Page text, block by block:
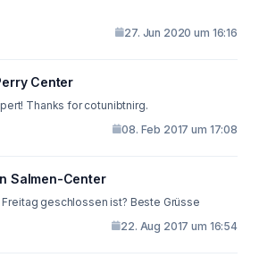
27. Jun 2020 um 16:16
Center
Thanks for cotunibtnirg.
08. Feb 2017 um 17:08
Salmen-Center
geschlossen ist? Beste Grüsse
22. Aug 2017 um 16:54